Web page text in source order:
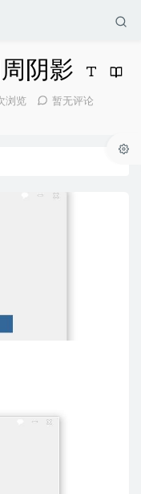
阴影
浏览
暂无评论